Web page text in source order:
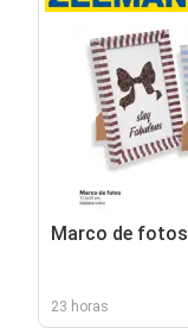
Marco de fotos
23 horas